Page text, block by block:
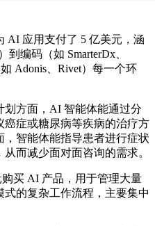
应用支付了 5 亿美元，涵
编码（如 SmarterDx、
Adonis、Rivet）每一个环
方面，AI 智能体能通过分
症或糖尿病等疾病的治疗方
智能体能指导患者进行症状
而减少面对面咨询的需求。
买 AI 产品，用于管理大量
的复杂工作流程，主要集中